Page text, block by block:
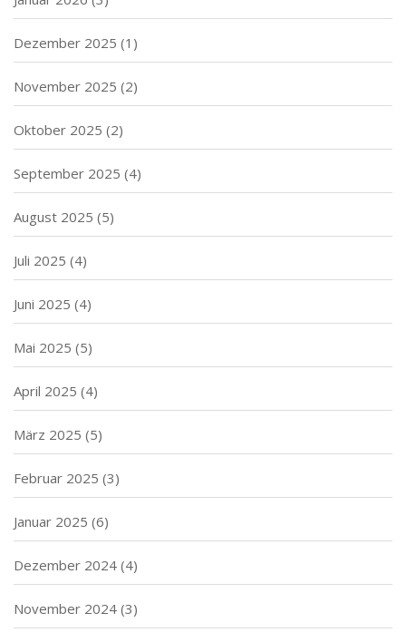
Dezember 2025 (1)
November 2025 (2)
Oktober 2025 (2)
September 2025 (4)
August 2025 (5)
Juli 2025 (4)
Juni 2025 (4)
Mai 2025 (5)
April 2025 (4)
März 2025 (5)
Februar 2025 (3)
Januar 2025 (6)
Dezember 2024 (4)
November 2024 (3)